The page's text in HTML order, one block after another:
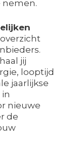
nemen.
jij
looptijd
jaarlijkse
nieuwe
de